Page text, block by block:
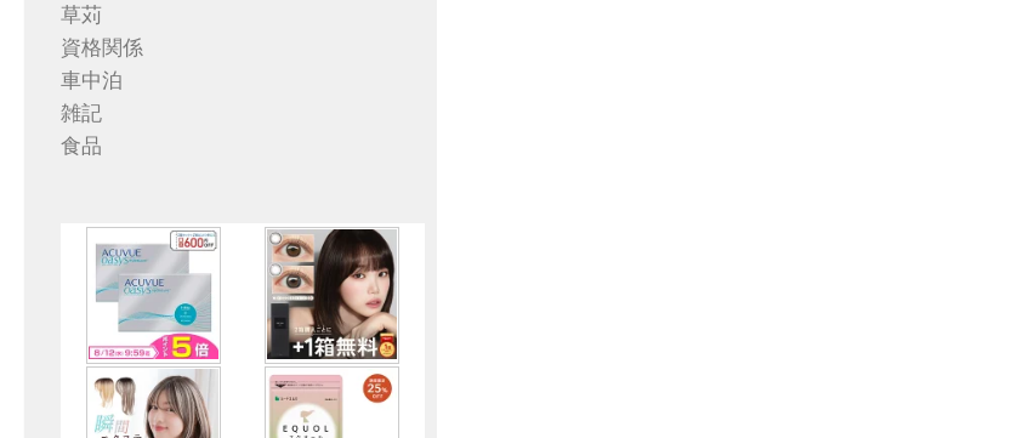
草苅
資格関係
車中泊
雑記
食品